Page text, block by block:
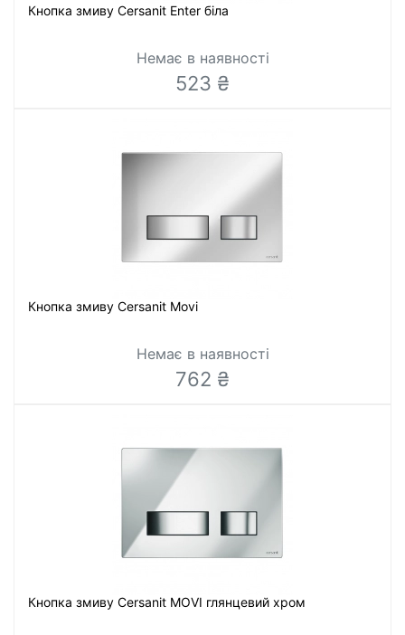
Кнопка змиву Cersanit Enter біла
Немає в наявності
523 ₴
Кнопка змиву Cersanit Movi
Немає в наявності
762 ₴
Кнопка змиву Cersanit MOVI глянцевий хром